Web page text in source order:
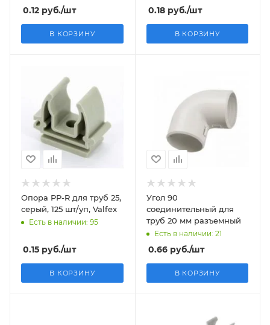
0.12 руб./шт
В КОРЗИНУ
0.18руб./шт
В КОРЗИНУ
Опора PP-R для труб 25,
серый, 125 шт/уп, Valfex
Есть в наличии: 95
0.15 руб./шт
В КОРЗИНУ
Угол 90
соединительный для
труб 20 мм разъемный
Есть в наличии: 21
0.66руб./шт
В КОРЗИНУ